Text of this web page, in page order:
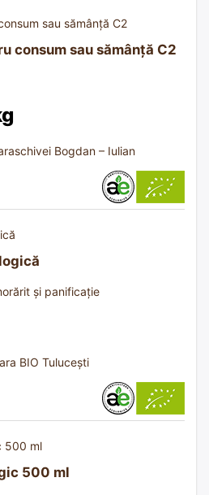
consum sau sămânță C2
Bogdan – Iulian
și panificație
BIO Tulucești
500 ml